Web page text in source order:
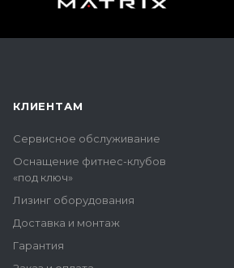
КЛИЕНТАМ
Сервисное обслуживание
Оснащение фитнес-клубов
«под ключ»
Лизинг оборудования
Доставка и монтаж
Гарантия